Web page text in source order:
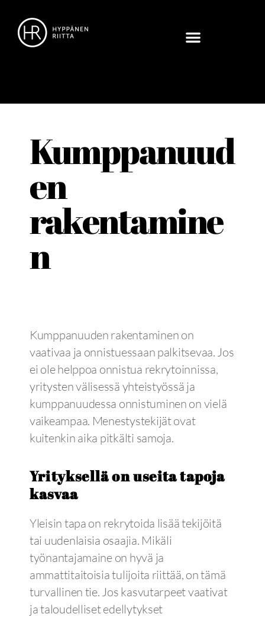
Kumppanuud
en
rakentamine
n
Kumppanuuden rakentaminen on
vaativaa ja onnistuessaan palkitsevaa. Jos
ei ole helppoa onnistua rekrytoinnissa,
yritysten välisessä yhteistyössä ja
kumppanuudessa onnistuminen on vielä
vaikeampaa. Menestystekijät ovat
kuitenkin aika pitkälti samoja.
Yrityksellä on useita tapoja
kasvaa
Yleisin tapa on rekrytoida lisää tekijöitä
tai uudenlaisia osaajia. Mikäli
työnantajamaine on hyvä ja
ammattitaitoisia tulijoita riittää, on tämä
turvallinen tie. Jos kasvutarpeet vaativat
ja taloudelliset edellytykset